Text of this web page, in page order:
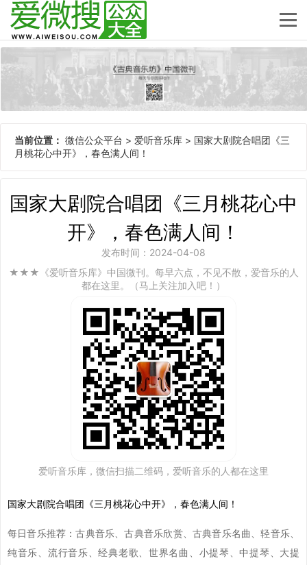
当前位置： 微信公众平台 > 爱听音乐库 > 国家大剧院合唱团《三
月桃花心中开》，春色满人间！
国家大剧院合唱团《三月桃花心中
开》，春色满人间！
发布时间：2024-04-08
★★★《爱听音乐库》中国微刊。每早六点，不见不散，爱音乐的人
都在这里。（马上关注加入吧！）
爱听音乐库，微信扫描二维码，爱听音乐的人都在这里
国家大剧院合唱团《三月桃花心中开》，春色满人间！
每日音乐推荐：古典音乐、古典音乐欣赏、古典音乐名曲、轻音乐、
纯音乐、流行音乐、经典老歌、世界名曲、小提琴、中提琴、大提